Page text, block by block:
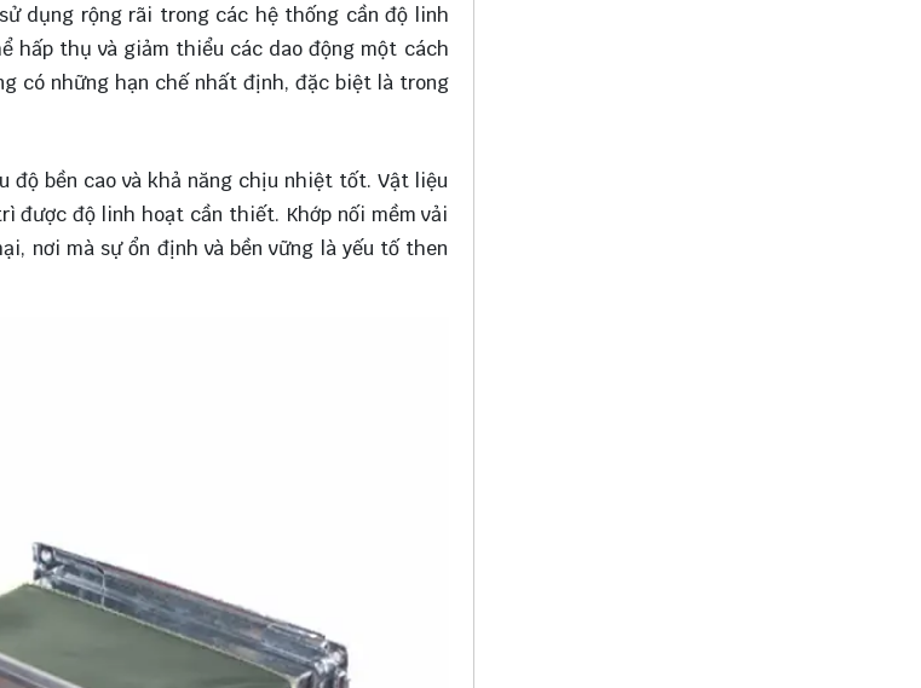
dụng rộng rãi trong các hệ thống cần độ linh
hấp thụ và giảm thiểu các dao động một cách
có những hạn chế nhất định, đặc biệt là trong
độ bền cao và khả năng chịu nhiệt tốt. Vật liệu
được độ linh hoạt cần thiết. Khớp nối mềm vải
nơi mà sự ổn định và bền vững là yếu tố then